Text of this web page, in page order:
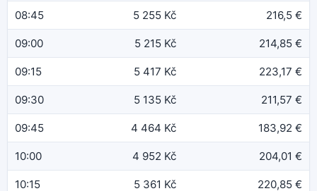
08:45 5 255 Kč 216,5 €
09:00 5 215 Kč 214,85 €
09:15 5 417 Kč 223,17 €
09:30 5 135 Kč 211,57 €
09:45 4 464 Kč 183,92 €
10:00 4 952 Kč 204,01 €
10:15 5 361 Kč 220,85 €